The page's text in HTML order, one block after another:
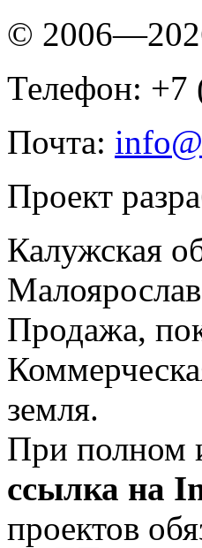
©
Телефон: +7
Почта:
Проект
Калужская
Продажа,
земля.
При полном
ссылка на
проектов